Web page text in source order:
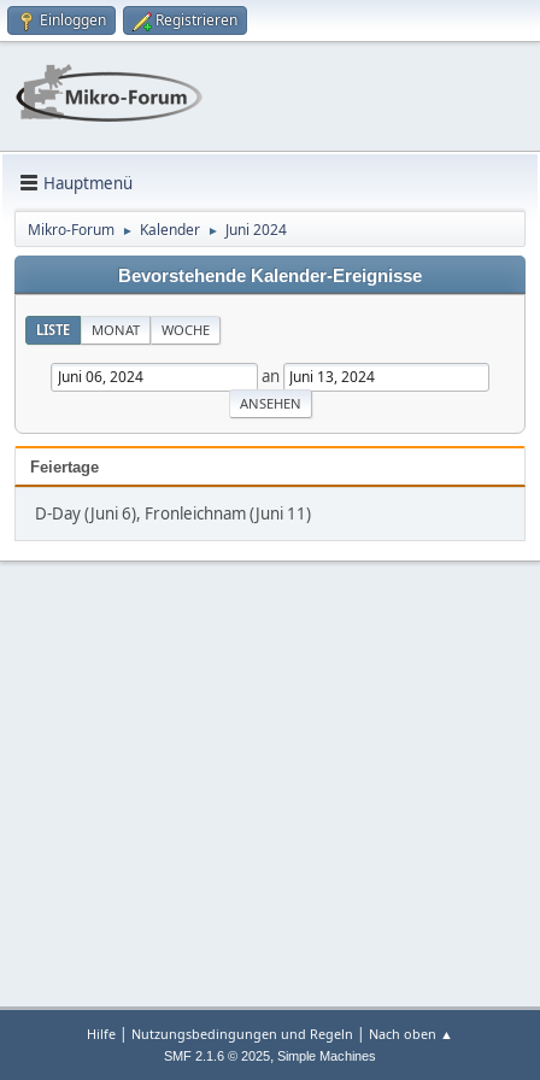
Einloggen Registrieren
Hauptmenü
Mikro-Forum ► Kalender ► Juni 2024
Bevorstehende Kalender-Ereignisse
LISTE MONAT WOCHE
an
Feiertage
D-Day (Juni 6), Fronleichnam (Juni 11)
Hilfe | Nutzungsbedingungen und Regeln | Nach oben ▲
SMF 2.1.6 © 2025, Simple Machines